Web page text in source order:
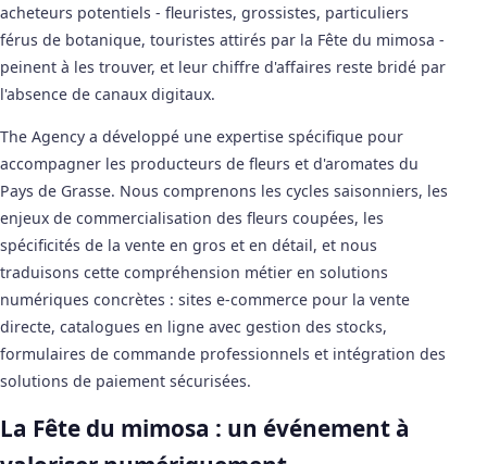
acheteurs potentiels - fleuristes, grossistes, particuliers
férus de botanique, touristes attirés par la Fête du mimosa -
peinent à les trouver, et leur chiffre d'affaires reste bridé par
l'absence de canaux digitaux.
The Agency a développé une expertise spécifique pour
accompagner les producteurs de fleurs et d'aromates du
Pays de Grasse. Nous comprenons les cycles saisonniers, les
enjeux de commercialisation des fleurs coupées, les
spécificités de la vente en gros et en détail, et nous
traduisons cette compréhension métier en solutions
numériques concrètes : sites e-commerce pour la vente
directe, catalogues en ligne avec gestion des stocks,
formulaires de commande professionnels et intégration des
solutions de paiement sécurisées.
La Fête du mimosa : un événement à